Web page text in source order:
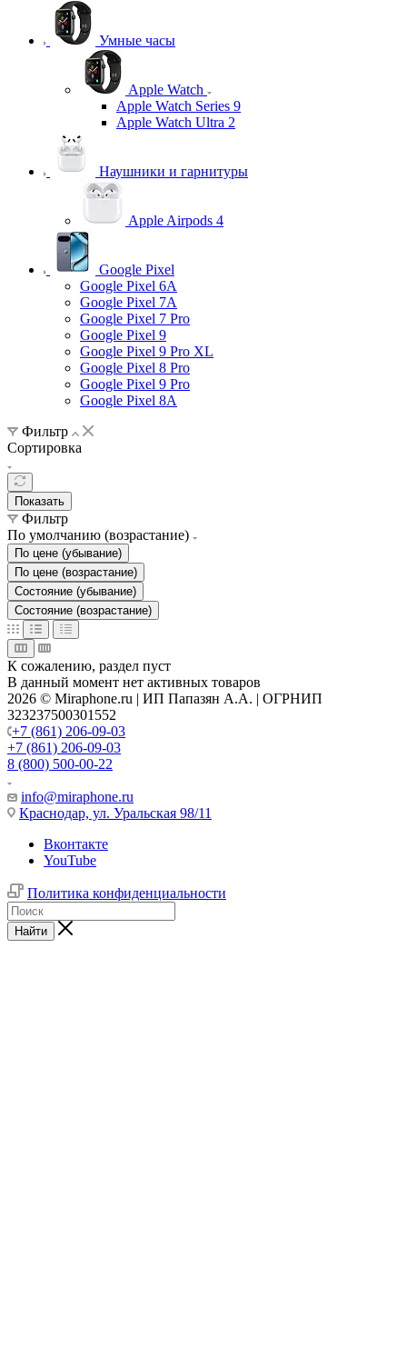
Умные часы
Apple Watch
Apple Watch Series 9
Apple Watch Ultra 2
Наушники и гарнитуры
Apple Airpods 4
Google Pixel
Google Pixel 6A
Google Pixel 7А
Google Pixel 7 Pro
Google Pixel 9
Google Pixel 9 Pro XL
Google Pixel 8 Pro
Google Pixel 9 Pro
Google Pixel 8A
Фильтр
Сортировка
Показать
Фильтр
По умолчанию (возрастание)
По цене (убывание)
По цене (возрастание)
Состояние (убывание)
Состояние (возрастание)
К сожалению, раздел пуст
В данный момент нет активных товаров
2026 © Miraphone.ru | ИП Папазян А.А. | ОГРНИП
323237500301552
+7 (861) 206-09-03
+7 (861) 206-09-03
8 (800) 500-00-22
info@miraphone.ru
Краснодар, ул. Уральская 98/11
Вконтакте
YouTube
Политика конфиденциальности
Найти